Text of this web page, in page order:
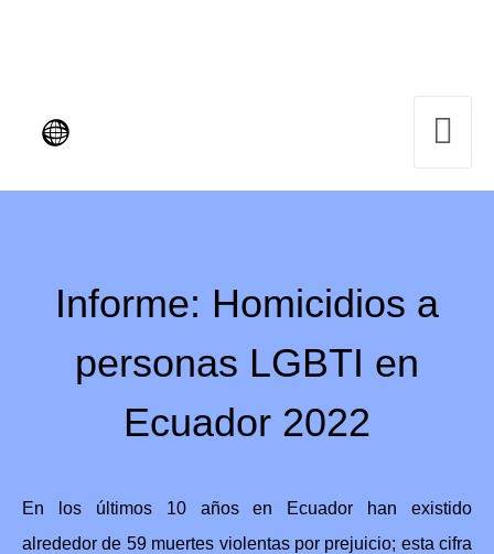
Informe: Homicidios a
personas LGBTI en
Ecuador 2022
En los últimos 10 años en Ecuador han existido
alrededor de 59 muertes violentas por prejuicio; esta cifra